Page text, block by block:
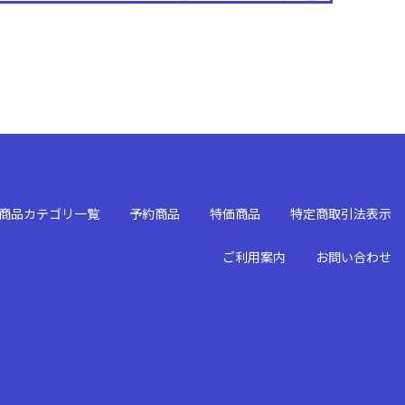
商品カテゴリ一覧 予約商品 特価商品 特定商取引法表示
ご利用案内 お問い合わせ